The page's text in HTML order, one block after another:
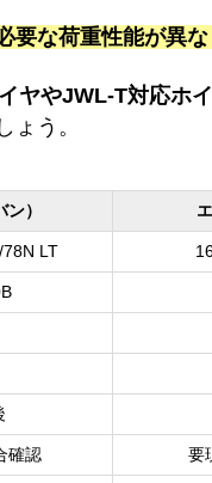
な荷重性能が異な
ヤやJWL-T対応ホ
ょう。
）
LT
確認 要